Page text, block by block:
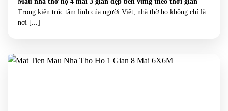
Trong kiến trúc tâm linh của người Việt, nhà thờ họ không chỉ là
nơi [...]